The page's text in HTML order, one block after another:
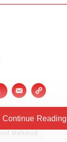
Continue Reading
Mahmud